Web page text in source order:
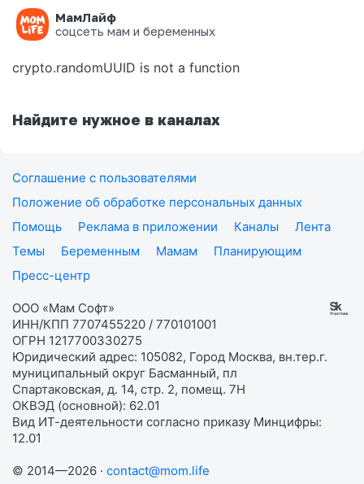
МамЛайф
соцсеть мам и беременных
Ошибка на странице
crypto.randomUUID is not a function
Найдите нужное в каналах
Соглашение с пользователями
Положение об обработке персональных данных
Помощь
Реклама в приложении Каналы
Лента
Темы
Беременным Мамам
Планирующим
Пресс-центр
ООО «Мам Софт»
ИНН/КПП 7707455220 / 770101001
ОГРН 1217700330275
Юридический адрес: 105082, Город Москва, вн.тер.г.
муниципальный округ Басманный, пл
Спартаковская, д. 14, стр. 2, помещ. 7Н
ОКВЭД (основной): 62.01
Вид ИТ-деятельности согласно приказу Минцифры:
12.01
© 2014—2026 · contact@mom.life